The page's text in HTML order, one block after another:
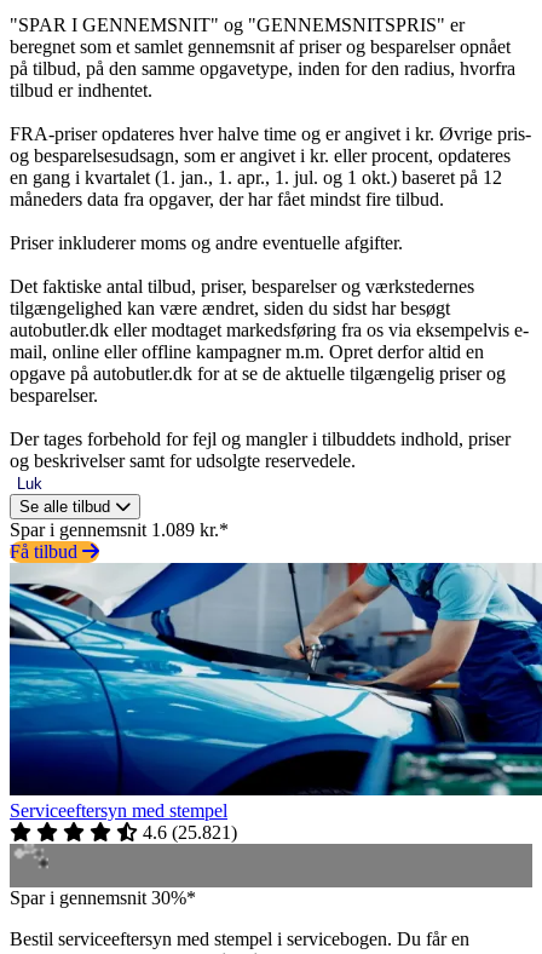
"SPAR I GENNEMSNIT" og "GENNEMSNITSPRIS" er
beregnet som et samlet gennemsnit af priser og besparelser opnået
på tilbud, på den samme opgavetype, inden for den radius, hvorfra
tilbud er indhentet.
FRA-priser opdateres hver halve time og er angivet i kr. Øvrige pris-
og besparelsesudsagn, som er angivet i kr. eller procent, opdateres
en gang i kvartalet (1. jan., 1. apr., 1. jul. og 1 okt.) baseret på 12
måneders data fra opgaver, der har fået mindst fire tilbud.
Priser inkluderer moms og andre eventuelle afgifter.
Det faktiske antal tilbud, priser, besparelser og værkstedernes
tilgængelighed kan være ændret, siden du sidst har besøgt
autobutler.dk eller modtaget markedsføring fra os via eksempelvis e-
mail, online eller offline kampagner m.m. Opret derfor altid en
opgave på autobutler.dk for at se de aktuelle tilgængelig priser og
besparelser.
Der tages forbehold for fejl og mangler i tilbuddets indhold, priser
og beskrivelser samt for udsolgte reservedele.
Luk
Se alle tilbud
Spar i gennemsnit 1.089 kr.*
Få tilbud
Serviceeftersyn med stempel
4.6 (25.821)
Spar i gennemsnit 30%*
Bestil serviceeftersyn med stempel i servicebogen. Du får en